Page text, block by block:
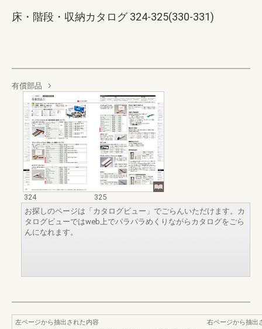
床・階段・収納カタログ 324-325(330-331)
有償部品
324
325
お探しのページは「カタログビュー」でごらんいただけます。カ
タログビューではweb上でパラパラめくりながらカタログをごら
んになれます。
左ページから抽出された内容
右ページから抽出